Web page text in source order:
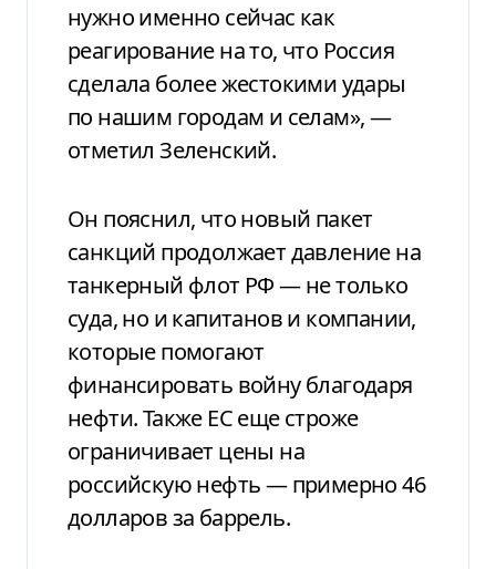
нужно именно сейчас как
реагирование на то, что Россия
сделала более жестокими удары
по нашим городам и селам», —
отметил Зеленский.
Он пояснил, что новый пакет
санкций продолжает давление на
танкерный флот РФ — не только
суда, но и капитанов и компании,
которые помогают
финансировать войну благодаря
нефти. Также ЕС еще строже
ограничивает цены на
российскую нефть — примерно 46
долларов за баррель.